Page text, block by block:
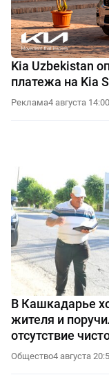
Kia Uzbekistan
платежа на Kia
Реклама4 августа 14:00
В Кашкадарье
жителя и
отсутствие
Общество4 августа